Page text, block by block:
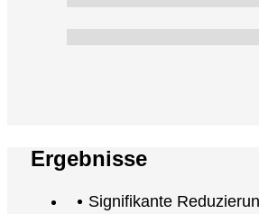
Ergebnisse
Signifikante